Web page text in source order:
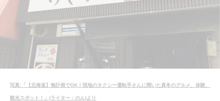
写真:「【北海道】無計画でOK！現地のタクシー運転手さんに聞いた真冬のグルメ、体験、
観光スポット！」(ライター：のん)より